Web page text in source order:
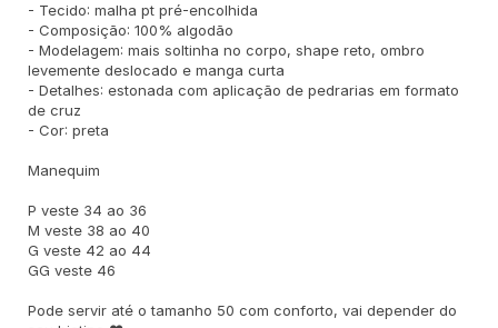
- Tecido: malha pt pré-encolhida
- Composição: 100% algodão
- Modelagem: mais soltinha no corpo, shape reto, ombro
levemente deslocado e manga curta
- Detalhes: estonada com aplicação de pedrarias em formato
de cruz
- Cor: preta
Manequim
P veste 34 ao 36
M veste 38 ao 40
G veste 42 ao 44
GG veste 46
Pode servir até o tamanho 50 com conforto, vai depender do